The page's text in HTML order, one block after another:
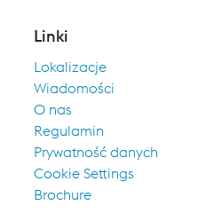
Linki
Lokalizacje
Wiadomości
O nas
Regulamin
Prywatność danych
Cookie Settings
Brochure